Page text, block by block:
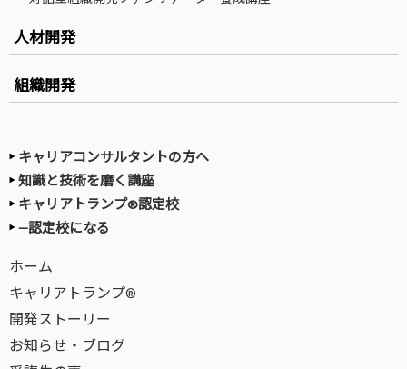
人材開発
組織開発
キャリアコンサルタントの方へ
知識と技術を磨く講座
キャリアトランプ®認定校
—認定校になる
ホーム
キャリアトランプ®
開発ストーリー
お知らせ・ブログ